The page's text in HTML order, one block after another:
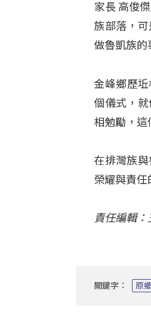
家長 高俊
族部落，
做魯凱族的
金峰鄉歷
個儀式，
相勉勵，這
在排灣族
榮耀與責任
責任編輯：
關鍵字： 原鄉